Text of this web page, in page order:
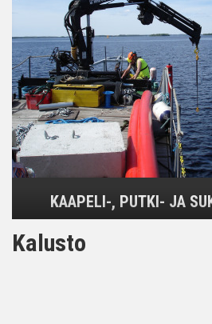
KAAPELI-, PUTKI- JA
Kalusto